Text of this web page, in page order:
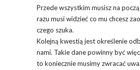
Przede wszystkim musisz na
razu musi widzieć co mu chcesz
czego szuka.
Kolejną kwestią jest określenie
nami. Takie dane powinny być
to koniecznie musimy zwracać